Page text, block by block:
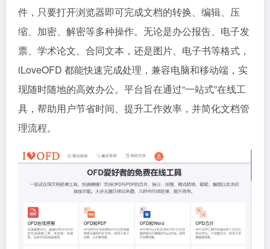
件，只要打开浏览器即可完成文档的转换、编辑、压
缩、加密、解密等多种操作。无论是办公报告、电子发
票、学术论文、合同文本，还是图片、电子书等格式，
iLoveOFD 都能快速完成处理，兼容电脑和移动端，实
现随时随地的高效办公。平台旨在通过“一站式”在线工
具，帮助用户节省时间、提升工作效率，并简化文档管
理流程。